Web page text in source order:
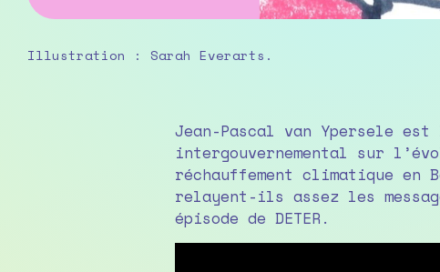
Illustration : Sarah Everarts.
Jean-Pascal van Ypersele
intergouvernemental sur
réchauffement climatique
relayent-ils assez les
épisode de DETER.